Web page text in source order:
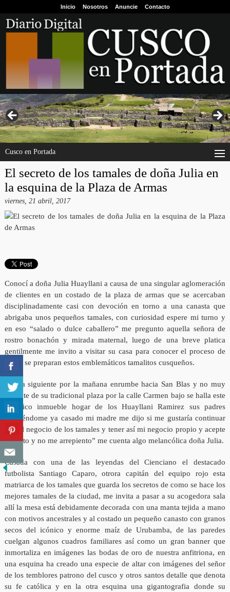
Inicio Nosotros Anuncie Contacto
Cusco en Portada
El secreto de los tamales de doña Julia en
la esquina de la Plaza de Armas
viernes, 21 abril, 2017
Conocí a doña Julia Huayllani a causa de una singular aglomeración
de clientes en un costado de la plaza de armas que se acercaban
disciplinadamente casi con devoción en torno a una canasta que
abrigaba unos pequeños tamales, con curiosidad espere mi turno y
en eso “salado o dulce caballero” me pregunto aquella señora de
rostro bonachón y mirada maternal, luego de una breve platica
gentilmente me invito a visitar su casa para conocer el proceso de
cómo se preparan estos emblemáticos tamalitos cusqueños.
Al día siguiente por la mañana enrumbe hacia San Blas y no muy
distante de su tradicional plaza por la calle Carmen bajo se halla este
histórico inmueble hogar de los Huayllani Ramirez sus padres
“habiéndome ya casado mi madre me dijo si me gustaría continuar
con el negocio de los tamales y tener así mi negocio propio y acepte
ese reto y no me arrepiento” me cuenta algo melancólica doña Julia.
Casada con una de las leyendas del Cienciano el destacado
futbolista Santiago Caparo, otrora capitán del equipo rojo esta
matriarca de los tamales que guarda los secretos de como se hace los
mejores tamales de la ciudad, me invita a pasar a su acogedora sala
allí la mesa está debidamente decorada con una manta tejida a mano
con motivos ancestrales y al costado un pequeño canasto con granos
secos del icónico y enorme maíz de Urubamba, de las paredes
cuelgan algunos cuadros familiares así como un gran banner que
inmortaliza en imágenes las bodas de oro de nuestra anfitriona, en
una esquina ha creado una especie de altar con imágenes del señor
de los temblores patrono del cusco y otros santos detalle que denota
su fe católica y en la otra esquina una gigantografia donde su